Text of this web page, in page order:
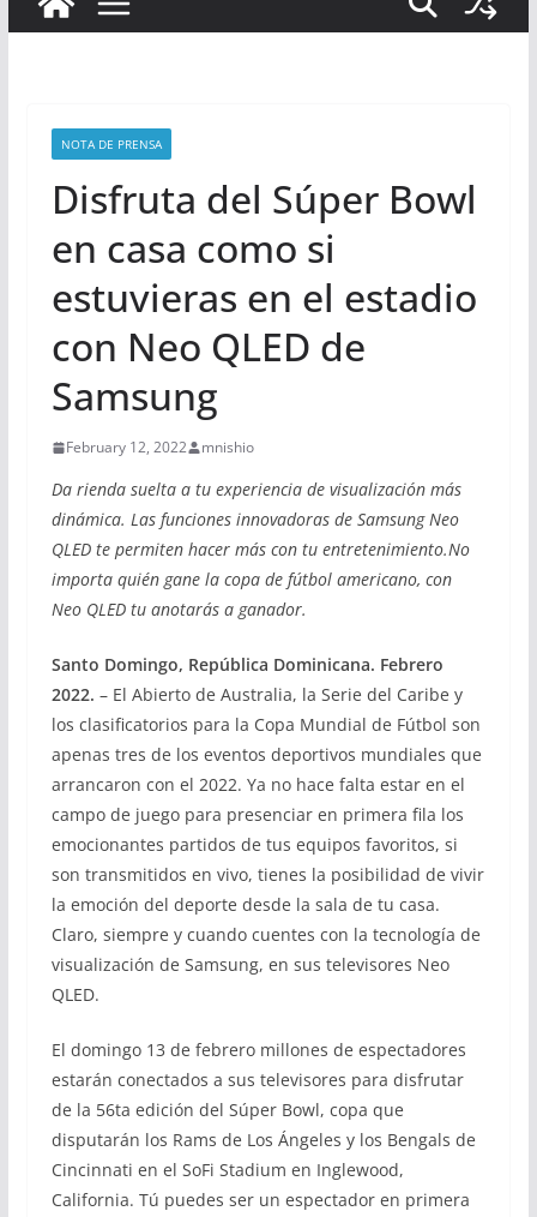
NOTA DE PRENSA
Disfruta del Súper Bowl
en casa como si
estuvieras en el estadio
con Neo QLED de
Samsung
February 12, 2022 mnishio
Da rienda suelta a tu experiencia de visualización más
dinámica. Las funciones innovadoras de Samsung Neo
QLED te permiten hacer más con tu entretenimiento.No
importa quién gane la copa de fútbol americano, con
Neo QLED tu anotarás a ganador.
Santo Domingo, República Dominicana. Febrero
2022. – El Abierto de Australia, la Serie del Caribe y
los clasificatorios para la Copa Mundial de Fútbol son
apenas tres de los eventos deportivos mundiales que
arrancaron con el 2022. Ya no hace falta estar en el
campo de juego para presenciar en primera fila los
emocionantes partidos de tus equipos favoritos, si
son transmitidos en vivo, tienes la posibilidad de vivir
la emoción del deporte desde la sala de tu casa.
Claro, siempre y cuando cuentes con la tecnología de
visualización de Samsung, en sus televisores Neo
QLED.
El domingo 13 de febrero millones de espectadores
estarán conectados a sus televisores para disfrutar
de la 56ta edición del Súper Bowl, copa que
disputarán los Rams de Los Ángeles y los Bengals de
Cincinnati en el SoFi Stadium en Inglewood,
California. Tú puedes ser un espectador en primera